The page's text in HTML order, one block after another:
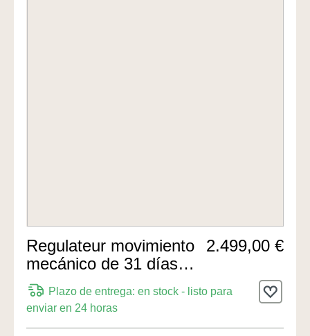
Regulateur movimiento
mecánico de 31 días
88cm de Hermle Uhren
2.499,00 €
Plazo de entrega: en stock - listo para
enviar en 24 horas